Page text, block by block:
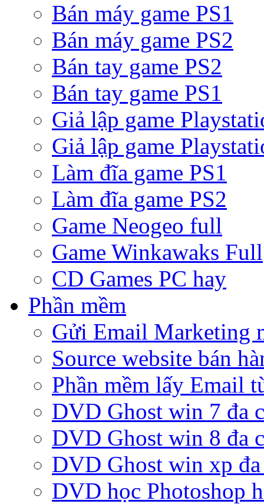
Bán máy game PS1
Bán máy game PS2
Bán tay game PS2
Bán tay game PS1
Giả lập game
Giả lập game
Làm đĩa game PS1
Làm đĩa game PS2
Game Neogeo full
Game Winkawaks Full
CD Games PC hay
Phần mềm
Gửi Email Marketing
Source website bán
Phần mềm lấy Email
DVD Ghost win 7 đa
DVD Ghost win 8 đa
DVD Ghost win xp
DVD học Photoshop